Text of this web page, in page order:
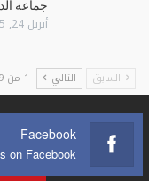
جماعة
أبريل 24, 2025
السابق التالي 1 من 209
Facebook
on Facebook